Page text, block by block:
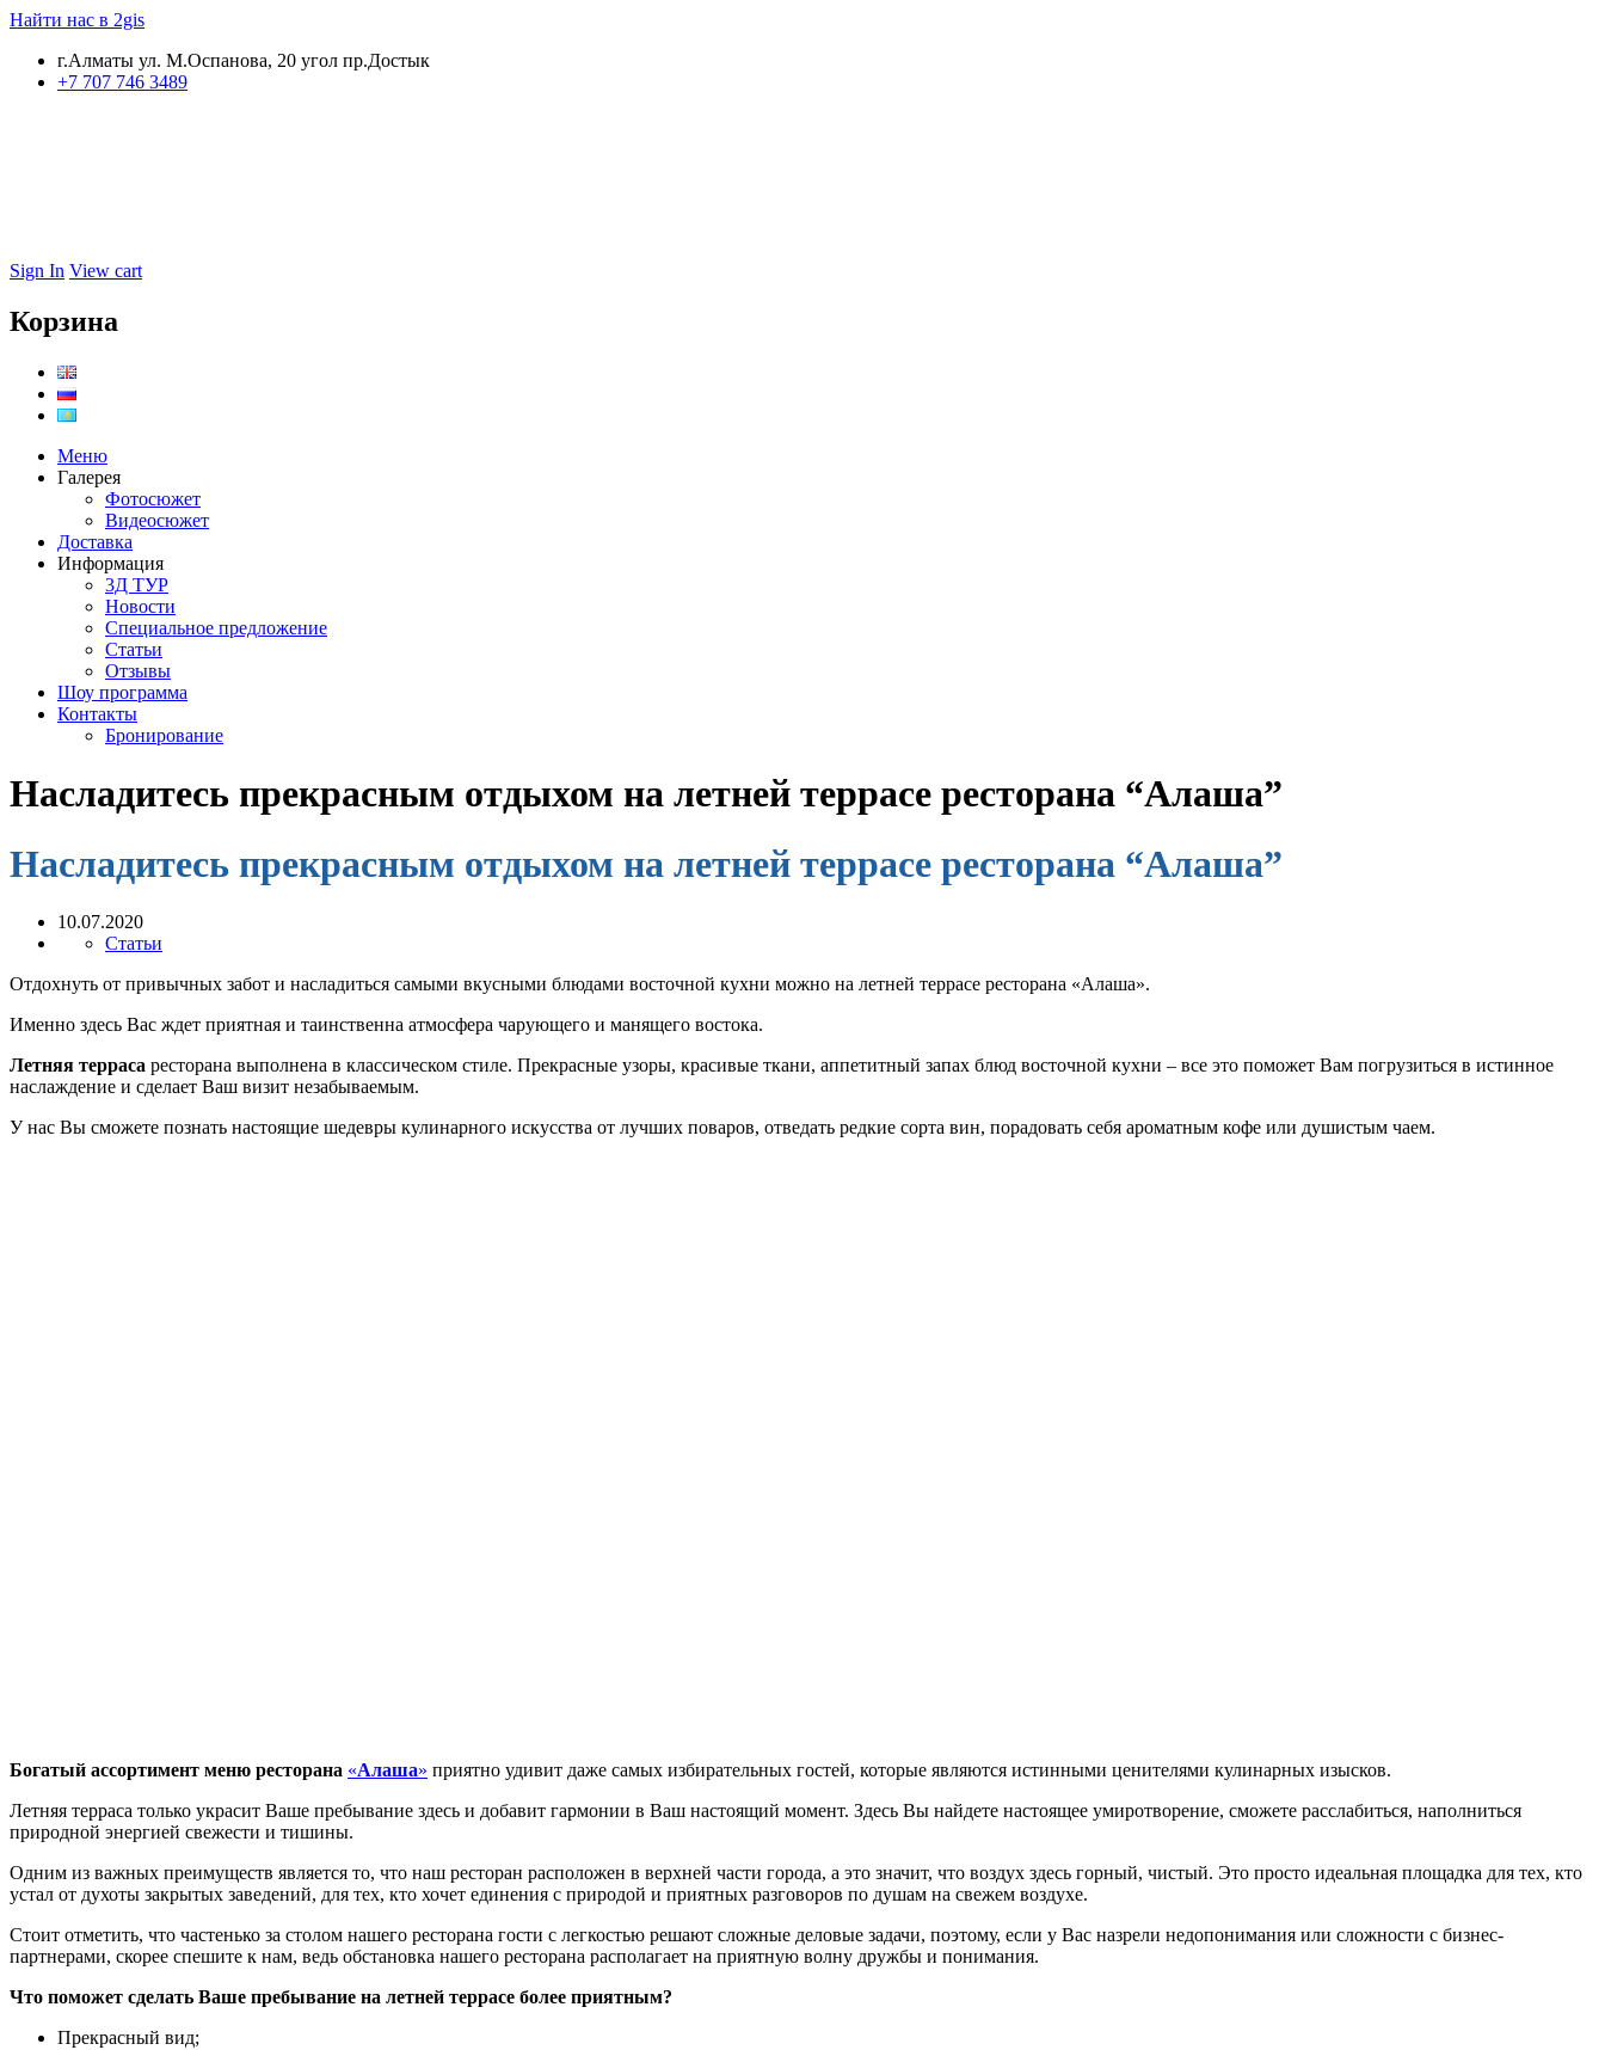
Найти нас в 2gis
г.Алматы ул. М.Оспанова, 20 угол пр.Достык
+7 707 746 3489
Sign In View cart
Корзина
Меню
Галерея
Фотосюжет
Видеосюжет
Доставка
Информация
3Д ТУР
Новости
Cпециальное предложение
Статьи
Отзывы
Шоу программа
Контакты
Бронирование
Насладитесь прекрасным отдыхом на летней террасе ресторана “Алаша”
Насладитесь прекрасным отдыхом на летней террасе ресторана “Алаша”
10.07.2020
Статьи
Отдохнуть от привычных забот и насладиться самыми вкусными блюдами восточной кухни можно на летней террасе ресторана «Алаша».
Именно здесь Вас ждет приятная и таинственна атмосфера чарующего и манящего востока.
Летняя терраса ресторана выполнена в классическом стиле. Прекрасные узоры, красивые ткани, аппетитный запах блюд восточной кухни – все это поможет Вам погрузиться в истинное
наслаждение и сделает Ваш визит незабываемым.
У нас Вы сможете познать настоящие шедевры кулинарного искусства от лучших поваров, отведать редкие сорта вин, порадовать себя ароматным кофе или душистым чаем.
Богатый ассортимент меню ресторана «Алаша» приятно удивит даже самых избирательных гостей, которые являются истинными ценителями кулинарных изысков.
Летняя терраса только украсит Ваше пребывание здесь и добавит гармонии в Ваш настоящий момент. Здесь Вы найдете настоящее умиротворение, сможете расслабиться, наполниться
природной энергией свежести и тишины.
Одним из важных преимуществ является то, что наш ресторан расположен в верхней части города, а это значит, что воздух здесь горный, чистый. Это просто идеальная площадка для тех, кто
устал от духоты закрытых заведений, для тех, кто хочет единения с природой и приятных разговоров по душам на свежем воздухе.
Стоит отметить, что частенько за столом нашего ресторана гости с легкостью решают сложные деловые задачи, поэтому, если у Вас назрели недопонимания или сложности с бизнес-
партнерами, скорее спешите к нам, ведь обстановка нашего ресторана располагает на приятную волну дружбы и понимания.
Что поможет сделать Ваше пребывание на летней террасе более приятным?
Прекрасный вид;